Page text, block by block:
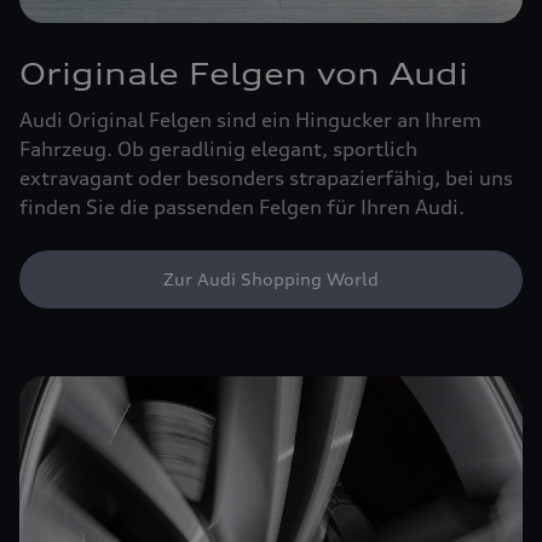
Originale Felgen von Audi
Audi Original Felgen sind ein Hingucker an Ihrem
Fahrzeug. Ob geradlinig elegant, sportlich
extravagant oder besonders strapazierfähig, bei uns
finden Sie die passenden Felgen für Ihren Audi.
Zur Audi Shopping World